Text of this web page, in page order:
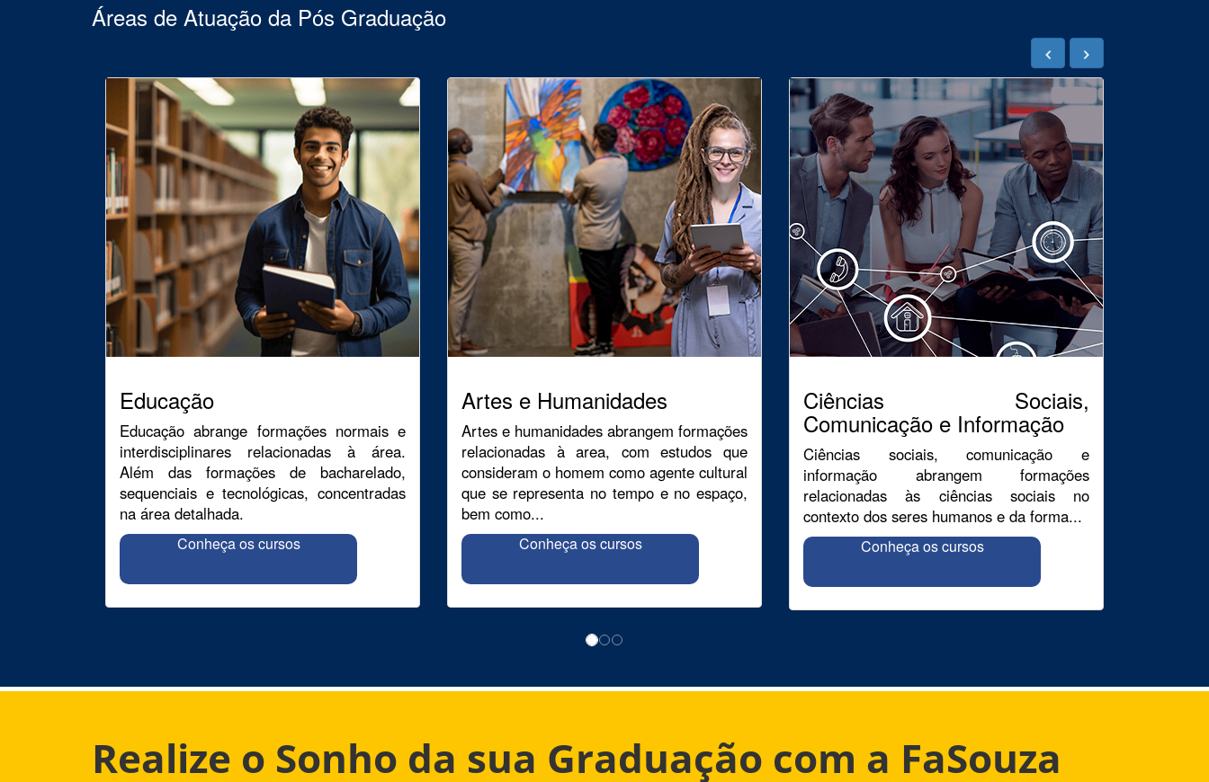
Áreas de Atuação da Pós Graduação
Educação
Educação abrange formações normais e
interdisciplinares relacionadas à área.
Além das formações de bacharelado,
sequenciais e tecnológicas, concentradas
na área detalhada.
Conheça os cursos
Artes e Humanidades
Artes e humanidades abrangem formações
relacionadas à area, com estudos que
consideram o homem como agente cultural
que se representa no tempo e no espaço,
bem como...
Conheça os cursos
Ciências Sociais,
Comunicação e Informação
Ciências sociais, comunicação e
informação abrangem formações
relacionadas às ciências sociais no
contexto dos seres humanos e da forma...
Conheça os cursos
Realize o Sonho da sua Graduação com a FaSouza